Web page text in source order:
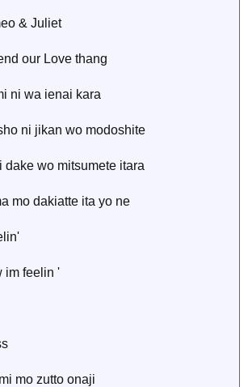
& Juliet
our Love thang
ni wa ienai kara
ni jikan wo modoshite
dake wo mitsumete itara
mo dakiatte ita yo ne
im feelin '
mo zutto onaji